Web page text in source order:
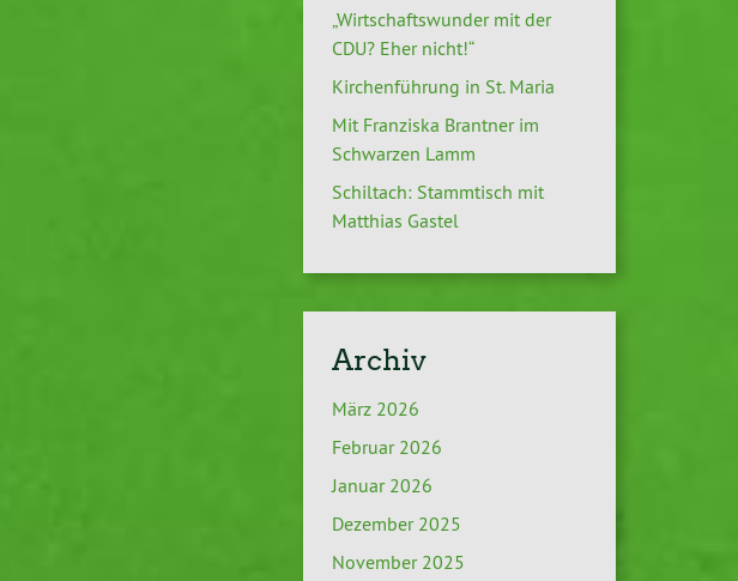
„Wirtschaftswunder mit der
CDU? Eher nicht!“
Kirchenführung in St. Maria
Mit Franziska Brantner im
Schwarzen Lamm
Schiltach: Stammtisch mit
Matthias Gastel
Archiv
März 2026
Februar 2026
Januar 2026
Dezember 2025
November 2025